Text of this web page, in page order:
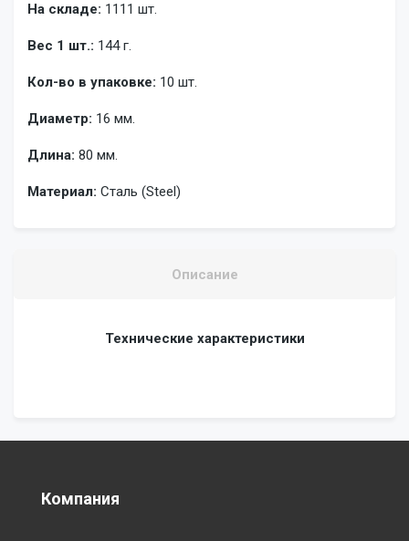
На складе: 1111 шт.
Вес 1 шт.: 144 г.
Кол-во в упаковке: 10 шт.
Диаметр: 16 мм.
Длина: 80 мм.
Материал: Сталь (Steel)
Описание
Технические характеристики
Компания